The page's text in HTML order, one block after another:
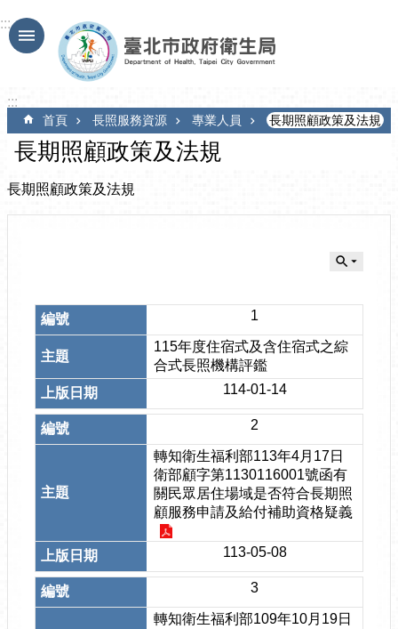
跳到主要內容區塊
:::
:::
首頁 長照服務資源 專業人員 長期照顧政策及法規
長期照顧政策及法規
長期照顧政策及法規
1
115年度住宿式及含住宿式之綜
合式長照機構評鑑
114-01-14
2
轉知衛生福利部113年4月17日
衛部顧字第1130116001號函有
關民眾居住場域是否符合長期照
顧服務申請及給付補助資格疑義
113-05-08
3
轉知衛生福利部109年10月19日